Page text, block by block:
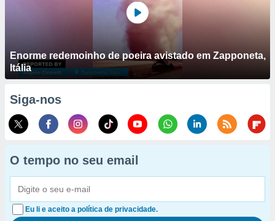
Enorme redemoinho de poeira avistado em Zapponeta,
Itália
Siga-nos
O tempo no seu email
Eu li e aceito a política de privacidade.